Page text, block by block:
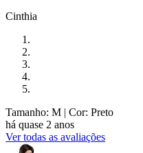
Cinthia
Tamanho: M | Cor: Preto
há quase 2 anos
Ver todas as avaliações